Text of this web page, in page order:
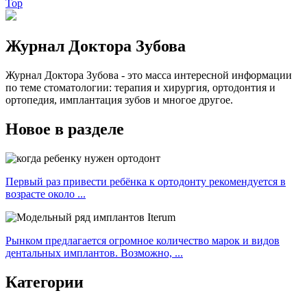
Top
Журнал Доктора Зубова
Журнал Доктора Зубова - это масса интересной информации
по теме стоматологии: терапия и хирургия, ортодонтия и
ортопедия, имплантация зубов и многое другое.
Новое в разделе
Первый раз привести ребёнка к ортодонту рекомендуется в
возрасте около ...
Рынком предлагается огромное количество марок и видов
дентальных имплантов. Возможно, ...
Категории